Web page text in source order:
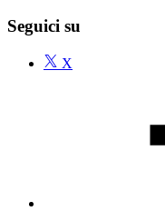
Seguici su
X